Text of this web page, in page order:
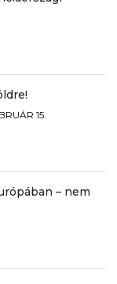
15.
– nem